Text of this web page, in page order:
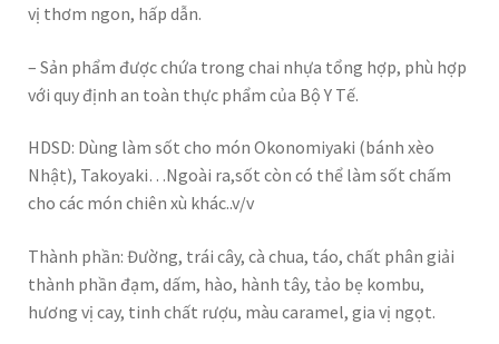
vị thơm ngon, hấp dẫn.
– Sản phẩm được chứa trong chai nhựa tổng hợp, phù hợp
với quy định an toàn thực phẩm của Bộ Y Tế.
HDSD: Dùng làm sốt cho món Okonomiyaki (bánh xèo
Nhật), Takoyaki…Ngoài ra,sốt còn có thể làm sốt chấm
cho các món chiên xù khác..v/v
Thành phần: Đường, trái cây, cà chua, táo, chất phân giải
thành phần đạm, dấm, hào, hành tây, tảo bẹ kombu,
hương vị cay, tinh chất rượu, màu caramel, gia vị ngọt.